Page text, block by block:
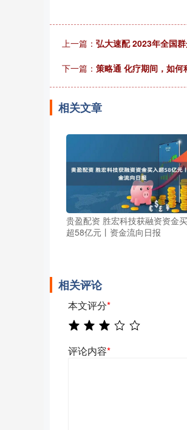
上一篇： 弘大速配 2023年全国
下一篇： 策略通 化疗期间，如何
相关文章
贵盈配资 胜宏科技获融资资金
超58亿元丨资金流向日报
相关评论
本文评分*
评论内容*